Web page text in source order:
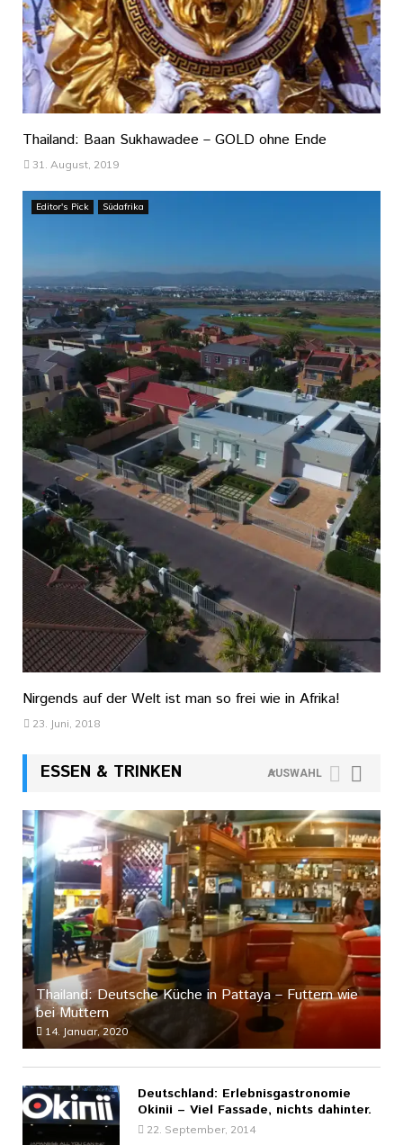
Thailand: Baan Sukhawadee – GOLD ohne Ende
31. August, 2019
Editor's Pick Südafrika
Nirgends auf der Welt ist man so frei wie in Afrika!
23. Juni, 2018
ESSEN & TRINKEN AUSWAHL
Thailand: Deutsche Küche in Pattaya – Futtern wie
bei Muttern
14. Januar, 2020
Deutschland: Erlebnisgastronomie
Okinii – Viel Fassade, nichts dahinter.
22. September, 2014